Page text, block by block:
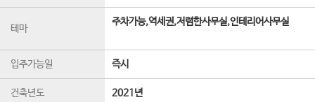
테마
주차가능,역세권,저렴한사무실,인테리어사무실
입주가능일 즉시
건축년도 2021년